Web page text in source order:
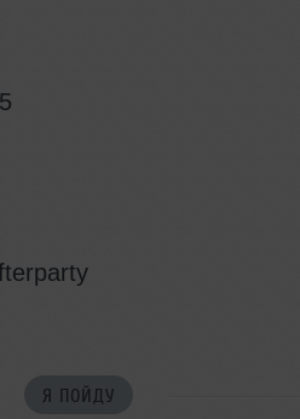
Я ПОЙДУ